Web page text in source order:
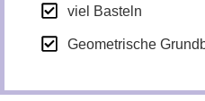
viel Basteln
Geometrische